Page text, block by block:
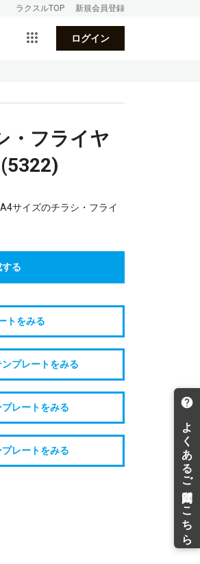
ラクスルTOP 新規会員登録
ログイン
・フライヤ
サイズのチラシ・フライ
る
トをみる
プレートをみる
レートをみる
レートをみる